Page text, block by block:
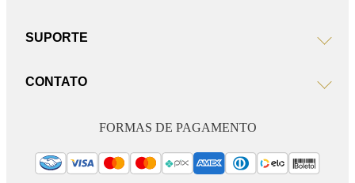
SUPORTE
CONTATO
FORMAS DE PAGAMENTO